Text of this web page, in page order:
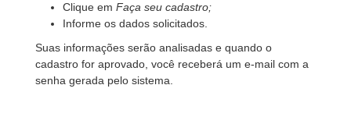
Clique em Faça seu cadastro;
Informe os dados solicitados.
Suas informações serão analisadas e quando o
cadastro for aprovado, você receberá um e-mail com a
senha gerada pelo sistema.